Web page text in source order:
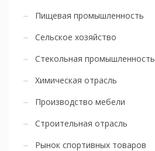
Пищевая промышленность
Сельское хозяйство
Стекольная промышленность
Химическая отрасль
Производство мебели
Строительная отрасль
Рынок спортивных товаров